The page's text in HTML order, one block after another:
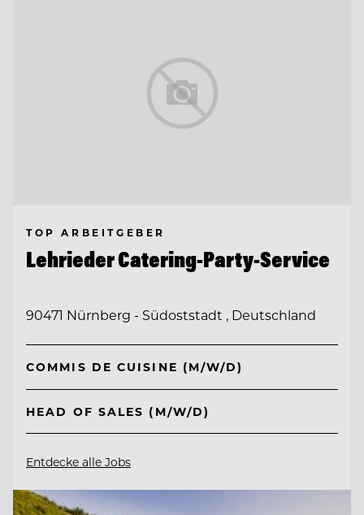
TOP ARBEITGEBER
Lehrieder Catering-Party-Service
90471 Nürnberg - Südoststadt , Deutschland
COMMIS DE CUISINE (M/W/D)
HEAD OF SALES (M/W/D)
Entdecke alle Jobs